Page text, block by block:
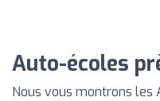
Auto-écoles
Nous vous montrons les